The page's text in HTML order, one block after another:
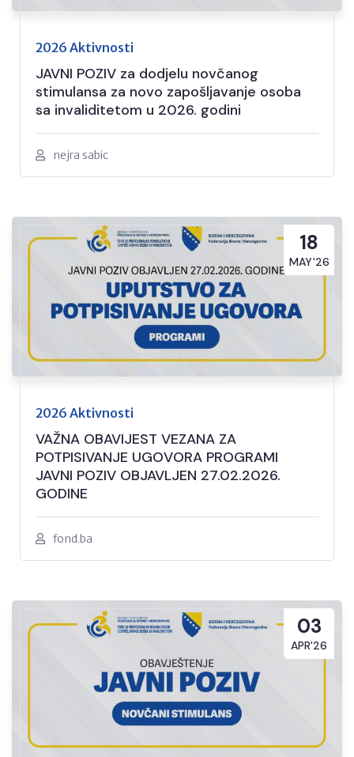
2026 Aktivnosti
JAVNI POZIV za dodjelu novčanog
stimulansa za novo zapošljavanje osoba
sa invaliditetom u 2026. godini
nejra sabic
18
MAY'26
2026 Aktivnosti
VAŽNA OBAVIJEST VEZANA ZA
POTPISIVANJE UGOVORA PROGRAMI
JAVNI POZIV OBJAVLJEN 27.02.2026.
GODINE
fond.ba
03
APR'26